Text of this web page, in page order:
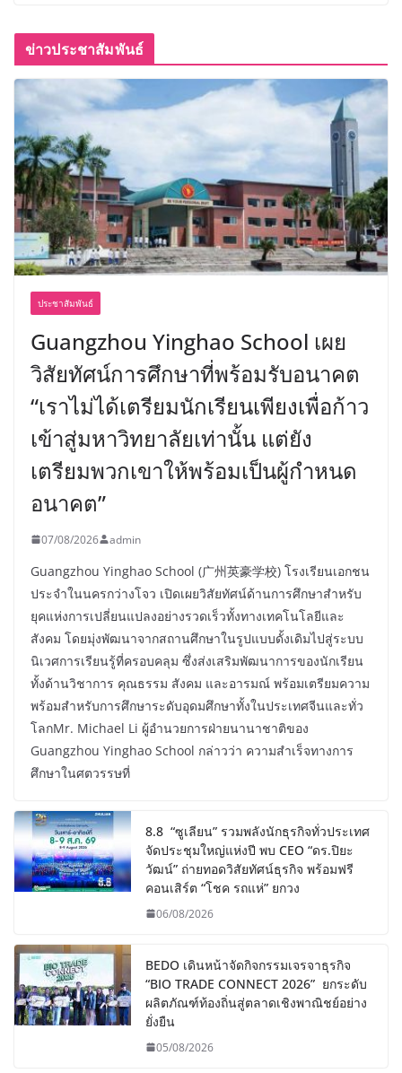
ข่าวประชาสัมพันธ์
ประชาสัมพันธ์
Guangzhou Yinghao School เผย
วิสัยทัศน์การศึกษาที่พร้อมรับอนาคต
“เราไม่ได้เตรียมนักเรียนเพียงเพื่อก้าว
เข้าสู่มหาวิทยาลัยเท่านั้น แต่ยัง
เตรียมพวกเขาให้พร้อมเป็นผู้กำหนด
อนาคต”
07/08/2026 admin
Guangzhou Yinghao School (广州英豪学校) โรงเรียนเอกชน
ประจำในนครกว่างโจว เปิดเผยวิสัยทัศน์ด้านการศึกษาสำหรับ
ยุคแห่งการเปลี่ยนแปลงอย่างรวดเร็วทั้งทางเทคโนโลยีและ
สังคม โดยมุ่งพัฒนาจากสถานศึกษาในรูปแบบดั้งเดิมไปสู่ระบบ
นิเวศการเรียนรู้ที่ครอบคลุม ซึ่งส่งเสริมพัฒนาการของนักเรียน
ทั้งด้านวิชาการ คุณธรรม สังคม และอารมณ์ พร้อมเตรียมความ
พร้อมสำหรับการศึกษาระดับอุดมศึกษาทั้งในประเทศจีนและทั่ว
โลกMr. Michael Li ผู้อำนวยการฝ่ายนานาชาติของ
Guangzhou Yinghao School กล่าวว่า ความสำเร็จทางการ
ศึกษาในศตวรรษที่
8.8 “ซูเลียน” รวมพลังนักธุรกิจทั่วประเทศ
จัดประชุมใหญ่แห่งปี พบ CEO “ดร.ปิยะ
วัฒน์” ถ่ายทอดวิสัยทัศน์ธุรกิจ พร้อมฟรี
คอนเสิร์ต “โชค รถแห่” ยกวง
06/08/2026
BEDO เดินหน้าจัดกิจกรรมเจรจาธุรกิจ
“BIO TRADE CONNECT 2026” ยกระดับ
ผลิตภัณฑ์ท้องถิ่นสู่ตลาดเชิงพาณิชย์อย่าง
ยั่งยืน
05/08/2026